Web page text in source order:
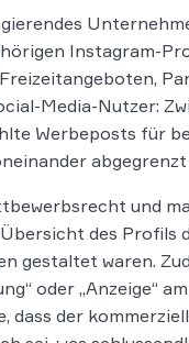
Instagram-
Media-Nutzer:
Werbeposts für
abgegrenzt
und
des Profils
gestaltet waren.
oder „Anzeige“
der